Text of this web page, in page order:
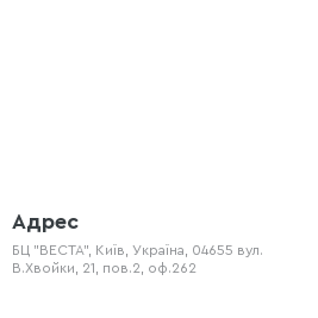
Адрес
БЦ "ВЕСТА", Київ, Україна, 04655 вул.
В.Хвойки, 21, пов.2, оф.262